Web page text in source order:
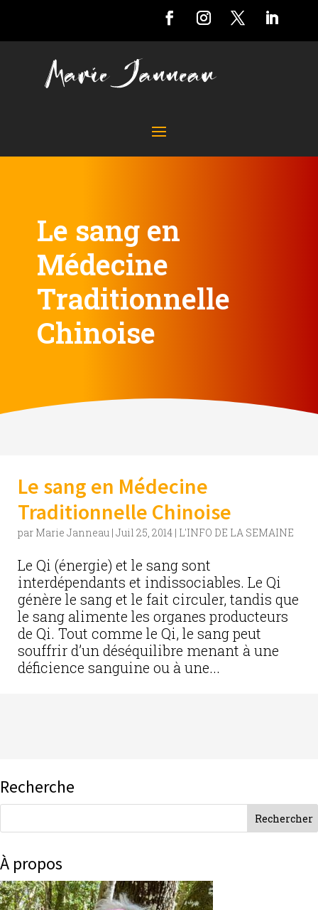
Le sang en
Médecine
Traditionnelle
Chinoise
Le sang en Médecine
Traditionnelle Chinoise
par Marie Janneau | Juil 25, 2014 | L'INFO DE LA SEMAINE
Le Qi (énergie) et le sang sont
interdépendants et indissociables. Le Qi
génère le sang et le fait circuler, tandis que
le sang alimente les organes producteurs
de Qi. Tout comme le Qi, le sang peut
souffrir d’un déséquilibre menant à une
déficience sanguine ou à une...
Recherche
À propos